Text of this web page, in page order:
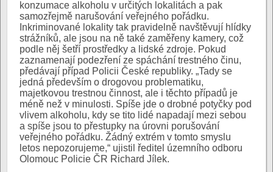
konzumace alkoholu v určitých lokalitách a pak
samozřejmě narušování veřejného pořádku.
Inkriminované lokality tak pravidelně navštěvují hlídky
strážníků, ale jsou na ně také zaměřeny kamery, což
podle něj šetří prostředky a lidské zdroje. Pokud
zaznamenají podezření ze spáchání trestného činu,
předávají případ Policii České republiky. „Tady se
jedná především o drogovou problematiku,
majetkovou trestnou činnost, ale i těchto případů je
méně než v minulosti. Spíše jde o drobné potyčky pod
vlivem alkoholu, kdy se tito lidé napadají mezi sebou
a spíše jsou to přestupky na úrovni porušování
veřejného pořádku. Žádný extrém v tomto smyslu
letos nepozorujeme,“ ujistil ředitel územního odboru
Olomouc Policie ČR Richard Jílek.